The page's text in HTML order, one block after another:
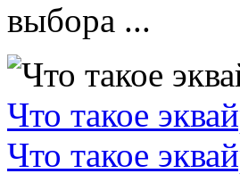
выбора ...
Что такое
Что такое